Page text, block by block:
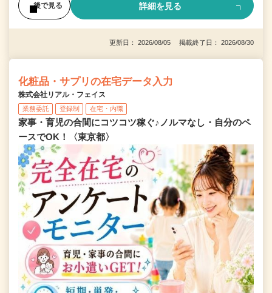
後で見る 詳細を見る
更新日： 2026/08/05 掲載終了日： 2026/08/30
化粧品・サプリの在宅データ入力
株式会社リアル・フェイス
業務委託 登録制 在宅・内職
家事・育児の合間にコツコツ稼ぐ♪ノルマなし・自分のペ
ースでOK！〈東京都〉